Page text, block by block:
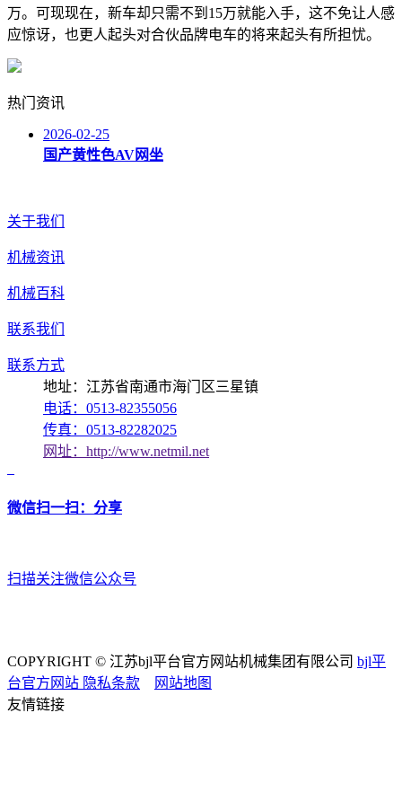
万。可现现在，新车却只需不到15万就能入手，这不免让人感
应惊讶，也更人起头对合伙品牌电车的将来起头有所担忧。
热门资讯
2026-02-25
国产黄性色AV网坐
关于我们
机械资讯
机械百科
联系我们
联系方式
地址：江苏省南通市海门区三星镇
电话：0513-82355056
传真：0513-82282025
网址：http://www.netmil.net
微信扫一扫：分享
扫描关注微信公众号
COPYRIGHT © 江苏bjl平台官方网站机械集团有限公司 bjl平
台官方网站 隐私条款
网站地图
友情链接